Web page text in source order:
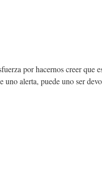
por hacernos creer que
uno alerta, puede uno ser